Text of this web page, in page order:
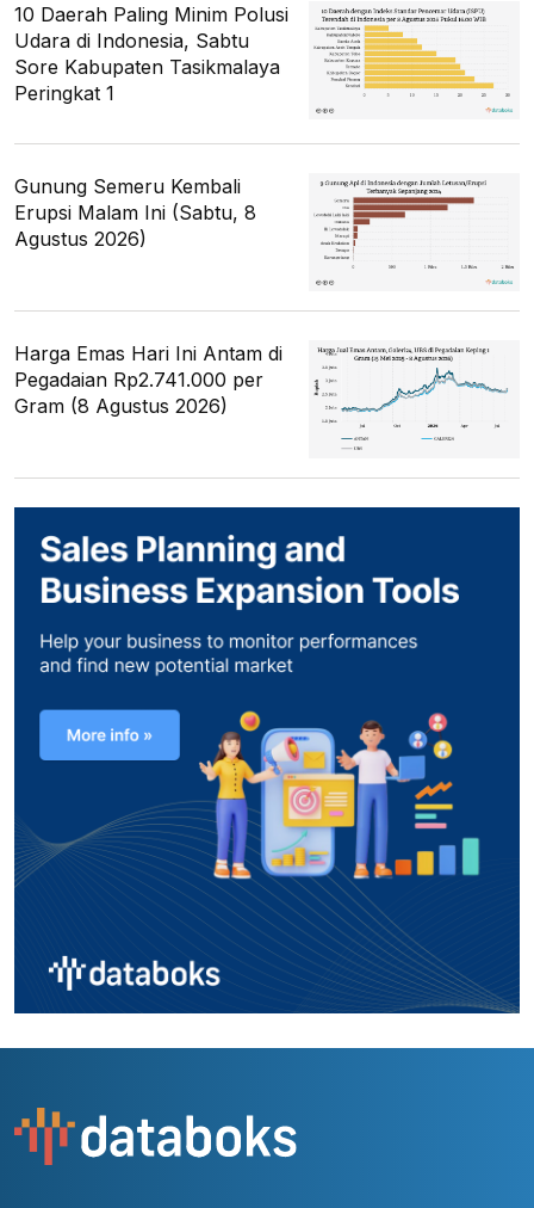
10 Daerah Paling Minim Polusi
Udara di Indonesia, Sabtu
Sore Kabupaten Tasikmalaya
Peringkat 1
Gunung Semeru Kembali
Erupsi Malam Ini (Sabtu, 8
Agustus 2026)
Harga Emas Hari Ini Antam di
Pegadaian Rp2.741.000 per
Gram (8 Agustus 2026)